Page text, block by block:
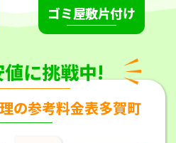
ゴミ屋敷片付け
に挑戦中!
の参考料金表多賀町